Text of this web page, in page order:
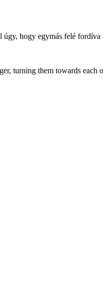
hogy egymás felé
turning them towards